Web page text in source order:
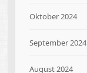
Oktober 2024
September 2024
August 2024